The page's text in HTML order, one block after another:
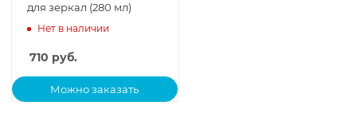
для зеркал (280 мл)
Нет в наличии
710 руб.
Можно заказать